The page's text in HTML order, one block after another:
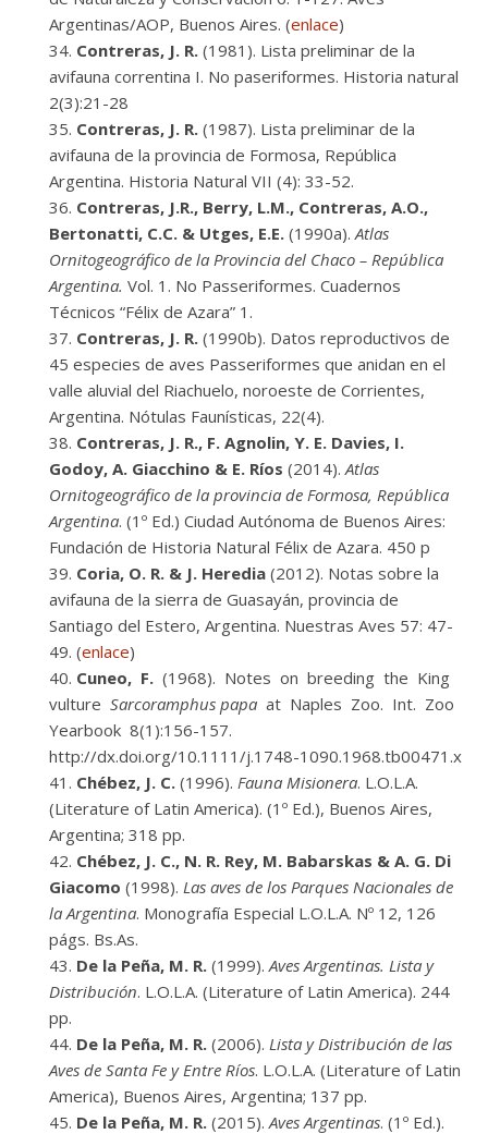
Argentinas/AOP, Buenos Aires. (enlace)
Contreras, J. R. (1981). Lista preliminar de la
avifauna correntina I. No paseriformes. Historia natural
2(3):21-28
Contreras, J. R. (1987). Lista preliminar de la
avifauna de la provincia de Formosa, República
Argentina. Historia Natural VII (4): 33-52.
Contreras, J.R., Berry, L.M., Contreras, A.O.,
Bertonatti, C.C. & Utges, E.E. (1990a).Atlas
Ornitogeográfico de la Provincia del Chaco – República
Argentina. Vol. 1. No Passeriformes. Cuadernos
Técnicos “Félix de Azara” 1.
Contreras, J. R. (1990b). Datos reproductivos de
45 especies de aves Passeriformes que anidan en el
valle aluvial del Riachuelo, noroeste de Corrientes,
Argentina. Nótulas Faunísticas, 22(4).
Contreras, J. R., F. Agnolin, Y. E. Davies, I.
Godoy, A. Giacchino & E. Ríos (2014).Atlas
Ornitogeográfico de la provincia de Formosa, República
Argentina. (1º Ed.) Ciudad Autónoma de Buenos Aires:
Fundación de Historia Natural Félix de Azara. 450 p
Coria, O. R. & J. Heredia (2012). Notas sobre la
avifauna de la sierra de Guasayán, provincia de
Santiago del Estero, Argentina. Nuestras Aves 57: 47-
49. (enlace)
Cuneo, F. (1968). Notes on breeding the King
vulture Sarcoramphus papa at Naples Zoo. Int. Zoo
Yearbook 8(1):156-157.
http://dx.doi.org/10.1111/j.1748-1090.1968.tb00471.x
Chébez, J. C. (1996). Fauna Misionera. L.O.L.A.
(Literature of Latin America). (1º Ed.), Buenos Aires,
Argentina; 318 pp.
Chébez, J. C., N. R. Rey, M. Babarskas & A. G. Di
Giacomo (1998). Las aves de los Parques Nacionales de
la Argentina. Monografía Especial L.O.L.A. Nº 12, 126
págs. Bs.As.
De la Peña, M. R. (1999).Aves Argentinas. Lista y
Distribución. L.O.L.A. (Literature of Latin America). 244
pp.
De la Peña, M. R. (2006). Lista y Distribución de las
Aves de Santa Fe y Entre Ríos. L.O.L.A. (Literature of Latin
America), Buenos Aires, Argentina; 137 pp.
De la Peña, M. R. (2015).Aves Argentinas. (1º Ed.).